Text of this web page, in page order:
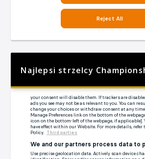
Najlepsi strzelcy